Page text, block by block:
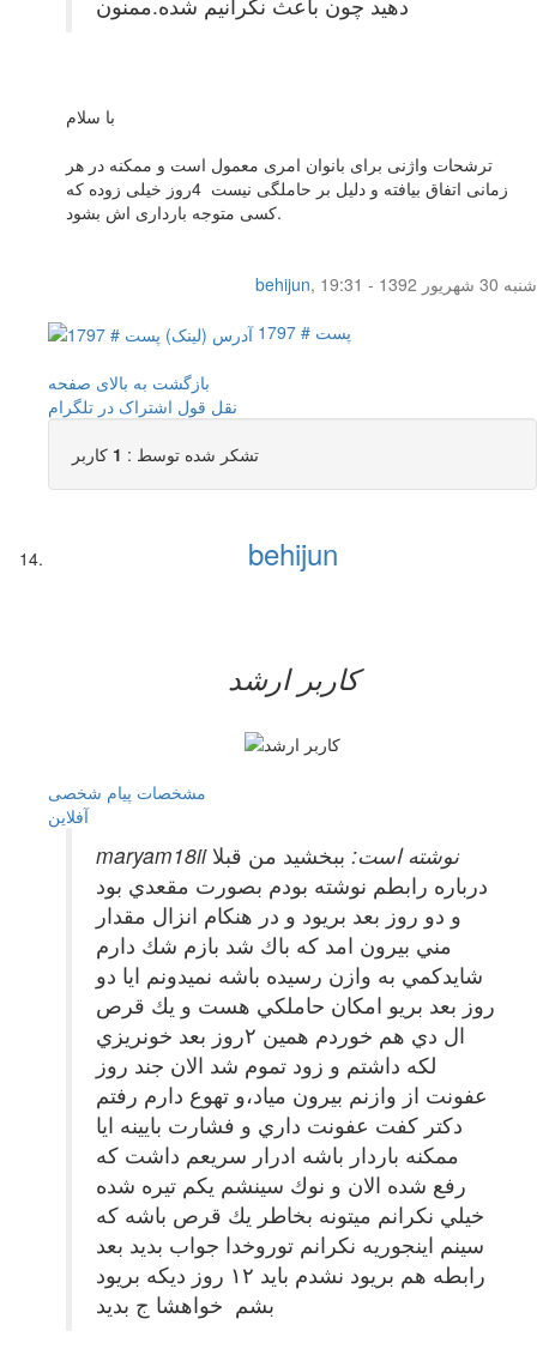
با سلام
ترشحات واژنی برای بانوان امری معمول است و ممکنه در هر
زمانی اتفاق بیافته و دلیل بر حاملگی نیست 4روز خیلی زوده که
کسی متوجه بارداری اش بشود.
behijun,
شنبه 30 شهریور 1392 - 19:31
پست # 1797
بازگشت به بالای صفحه
نقل قول اشتراک در تلگرام
تشکر شده توسط : 1 کاربر
behijun
کاربر ارشد
مشخصات پیام شخصی
آفلاين
maryam18ii نوشته است: ببخشيد من قبلا
درباره رابطم نوشته بودم بصورت مقعدي بود
و دو روز بعد بريود و در هنكام انزال مقدار
مني بيرون امد كه باك شد بازم شك دارم
شايدكمي به وازن رسيده باشه نميدونم ايا دو
روز بعد بريو امكان حاملكي هست و يك قرص
ال دي هم خوردم همين ٢روز بعد خونريزي
لكه داشتم و زود تموم شد الان جند روز
عفونت از وازنم بيرون مياد،و تهوع دارم رفتم
دكتر كفت عفونت داري و فشارت بايينه ايا
ممكنه باردار باشه ادرار سريعم داشت كه
رفع شده الان و نوك سينشم يكم تيره شده
خيلي نكرانم ميتونه بخاطر يك قرص باشه كه
سينم اينجوريه نكرانم توروخدا جواب بديد بعد
رابطه هم بريود نشدم بايد ١٢ روز ديكه بريود
بشم خواهشا ج بديد